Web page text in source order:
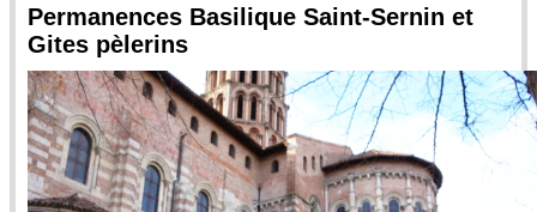
Permanences Basilique Saint-Sernin et
Gites pèlerins